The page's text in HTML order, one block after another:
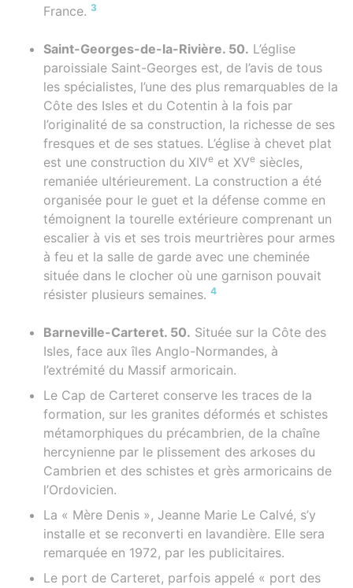
France. 3
Saint-Georges-de-la-Rivière. 50. L’église
paroissiale Saint-Georges est, de l’avis de tous
les spécialistes, l’une des plus remarquables de la
Côte des Isles et du Cotentin à la fois par
l’originalité de sa construction, la richesse de ses
fresques et de ses statues. L’église à chevet plat
est une construction du XIVe et XVe siècles,
remaniée ultérieurement. La construction a été
organisée pour le guet et la défense comme en
témoignent la tourelle extérieure comprenant un
escalier à vis et ses trois meurtrières pour armes
à feu et la salle de garde avec une cheminée
située dans le clocher où une garnison pouvait
résister plusieurs semaines. 4
Barneville-Carteret. 50. Située sur la Côte des
Isles, face aux îles Anglo-Normandes, à
l’extrémité du Massif armoricain.
Le Cap de Carteret conserve les traces de la
formation, sur les granites déformés et schistes
métamorphiques du précambrien, de la chaîne
hercynienne par le plissement des arkoses du
Cambrien et des schistes et grès armoricains de
l’Ordovicien.
La « Mère Denis », Jeanne Marie Le Calvé, s’y
installe et se reconverti en lavandière. Elle sera
remarquée en 1972, par les publicitaires.
Le port de Carteret, parfois appelé « port des